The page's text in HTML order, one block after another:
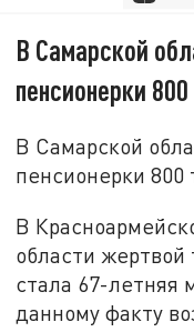
В Самарской
пенсионерки
В Самарской
пенсионерки 800
В
области
стала 67-летняя
данному факту